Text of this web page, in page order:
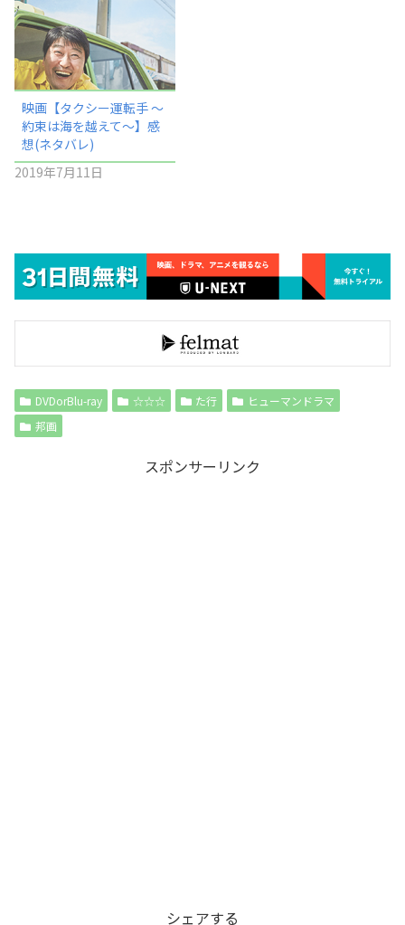
映画【タクシー運転手 ～
約束は海を越えて～】感
想(ネタバレ)
2019年7月11日
DVDorBlu-ray ☆☆☆ た行
ヒューマンドラマ
邦画
スポンサーリンク
シェアする